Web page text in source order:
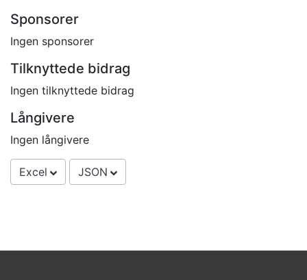
Sponsorer
Ingen sponsorer
Tilknyttede bidrag
Ingen tilknyttede bidrag
Långivere
Ingen långivere
Excel JSON